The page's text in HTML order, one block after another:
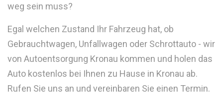
weg sein muss?
Egal welchen Zustand Ihr Fahrzeug hat, ob
Gebrauchtwagen, Unfallwagen oder Schrottauto - wir
von Autoentsorgung Kronau kommen und holen das
Auto kostenlos bei Ihnen zu Hause in Kronau ab.
Rufen Sie uns an und vereinbaren Sie einen Termin.